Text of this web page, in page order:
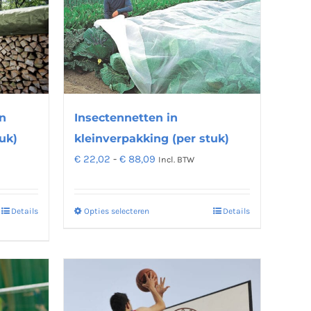
optie
kan
gekozen
worden
op
de
productpagina
Details
Insectennetten in
kleinverpakking (per stuk)
€ 22,02 - € 88,09 Prijsklasse:
Incl. BTW
Opties selecterenDit
meerdere
variaties.
Details